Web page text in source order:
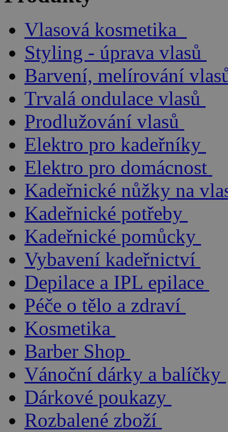
Vlasová kosmetika
Styling - úprava vlasů
Barvení, melírování
Trvalá ondulace vlasů
Prodlužování vlasů
Elektro pro kadeřníky
Elektro pro domácnost
Kadeřnické nůžky na
Kadeřnické potřeby
Kadeřnické pomůcky
Vybavení kadeřnictví
Depilace a IPL epilace
Péče o tělo a zdraví
Kosmetika
Barber Shop
Vánoční dárky a balíčky
Dárkové poukazy
Rozbalené zboží